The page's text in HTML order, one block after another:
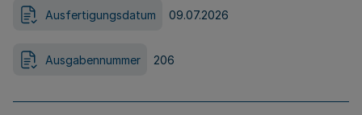
Ausfertigungsdatum 09.07.2026
Ausgabennummer 206